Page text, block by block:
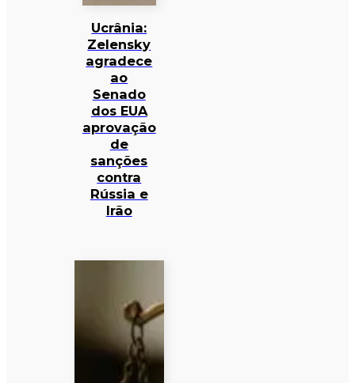
Ucrânia:
Zelensky
agradece
ao
Senado
dos EUA
aprovação
de
sanções
contra
Rússia e
Irão